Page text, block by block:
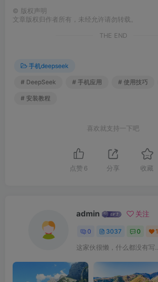
© 版权声明
文章版权归作者所有，未经允许请勿转载。
THE END
手机deepseek
# DeepSeek # 手机应用 # 使用技巧
# 安装教程
喜欢就支持一下吧
点赞 6 分享 收藏
admin 关注
0 3037 0 1
这家伙很懒，什么都没有写...